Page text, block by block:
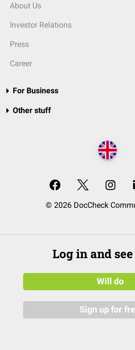
About Us
Investor Relations
Press
Career
For Business
Other stuff
© 2026 DocCheck
Log in and
Will do
Sign up for